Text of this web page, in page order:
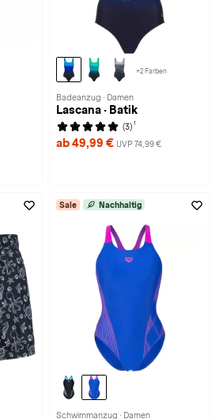
+2 Farben
Badeanzug · Damen
Lascana · Batik
(3) 1
ab 49,99 € UVP 74,99 €
Sale Nachhaltig
Schwimmanzug · Damen